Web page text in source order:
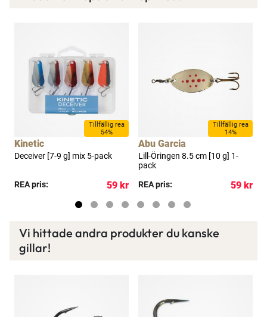
idag!
Tillfällig rea
54%
Kinetic
Deceiver [7-9 g] mix 5-pack
REA pris: 59 kr
Tillfällig rea
14%
Abu Garcia
Lill-Öringen 8.5 cm [10 g] 1-
pack
REA pris:
59 kr
Vi hittade andra produkter du kanske
gillar!